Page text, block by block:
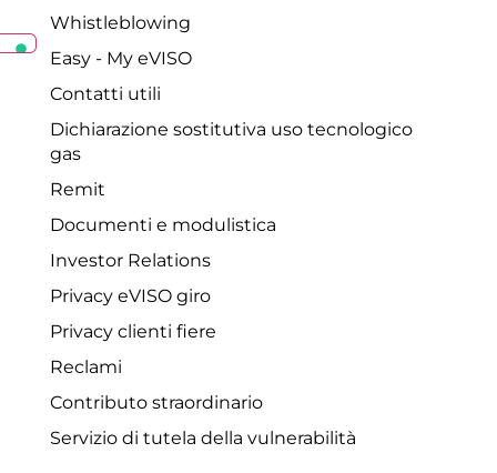
Whistleblowing
Easy - My eVISO
Contatti utili
Dichiarazione sostitutiva uso tecnologico
gas
Remit
Documenti e modulistica
Investor Relations
Privacy eVISO giro
Privacy clienti fiere
Reclami
Contributo straordinario
Servizio di tutela della vulnerabilità